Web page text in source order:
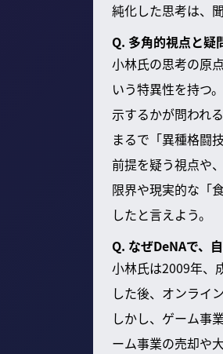
純化した思考は、
Q. 多角的視点と疑
小林氏の思考の原
いう特異性を持つ
示するかが問われる
まるで「異種格闘
前提を疑う視点や
限界や現実的な「
したと言えよう。
Q. なぜDeNAで、
小林氏は2009年、
した後、オンライ
しかし、ゲーム事
ーム事業の売却や